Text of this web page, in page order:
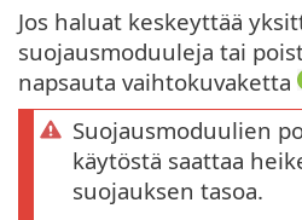
Jos haluat keskeyttää
suojausmoduuleja tai
napsauta vaihtokuvaketta
Suojausmoduulien
käytöstä saattaa
suojauksen tasoa.